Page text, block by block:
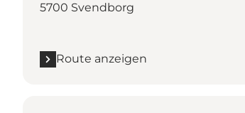
5700 Svendborg
Route anzeigen